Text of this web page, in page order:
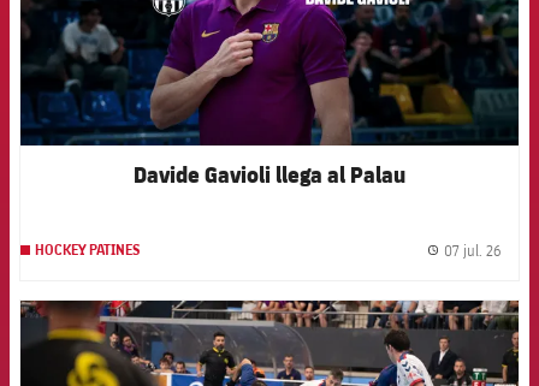
Davide Gavioli llega al Palau
HOCKEY PATINES 07 jul. 26
FCB Barcelona badge